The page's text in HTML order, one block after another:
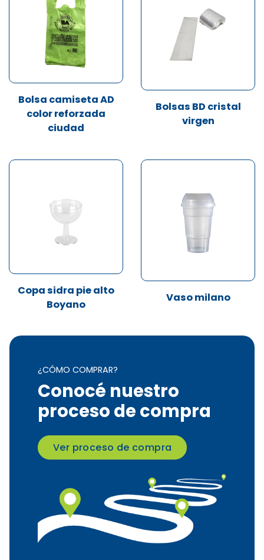
Bolsa camiseta AD
color reforzada
ciudad
Bolsas BD cristal
virgen
Copa sidra pie alto
Boyano
Vaso milano
¿CÓMO COMPRAR?
Conocé nuestro
proceso de compra
Ver proceso de compra